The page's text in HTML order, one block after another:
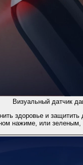
Визуальный датчик
здоровье и
нажиме, или